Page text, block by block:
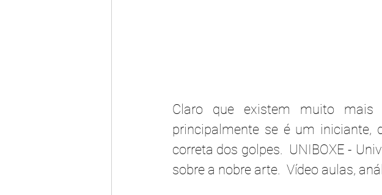
Claro que existem muito mais
principalmente se é um iniciante,
correta dos golpes.  UNIBOXE -
sobre a nobre arte.  Vídeo aulas,